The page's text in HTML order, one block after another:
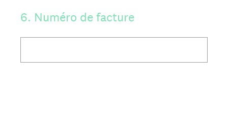
6. Numéro de facture